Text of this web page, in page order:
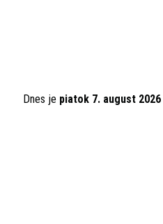
Dnes je piatok 7. august 2026